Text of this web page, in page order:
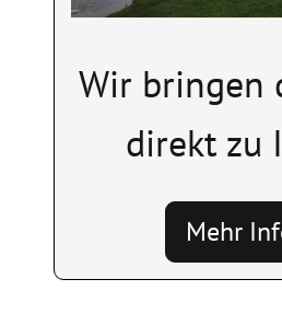
Wir bringen
direkt zu
Mehr